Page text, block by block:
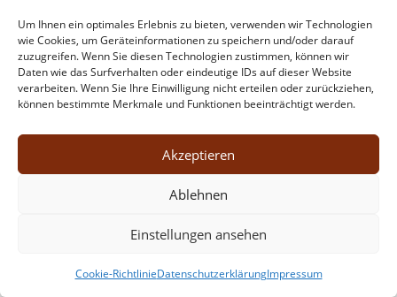
Um Ihnen ein optimales Erlebnis zu bieten, verwenden wir Technologien
wie Cookies, um Geräteinformationen zu speichern und/oder darauf
zuzugreifen. Wenn Sie diesen Technologien zustimmen, können wir
Daten wie das Surfverhalten oder eindeutige IDs auf dieser Website
verarbeiten. Wenn Sie Ihre Einwilligung nicht erteilen oder zurückziehen,
können bestimmte Merkmale und Funktionen beeinträchtigt werden.
Akzeptieren
Ablehnen
Einstellungen ansehen
Cookie-RichtlinieDatenschutzerklärungImpressum